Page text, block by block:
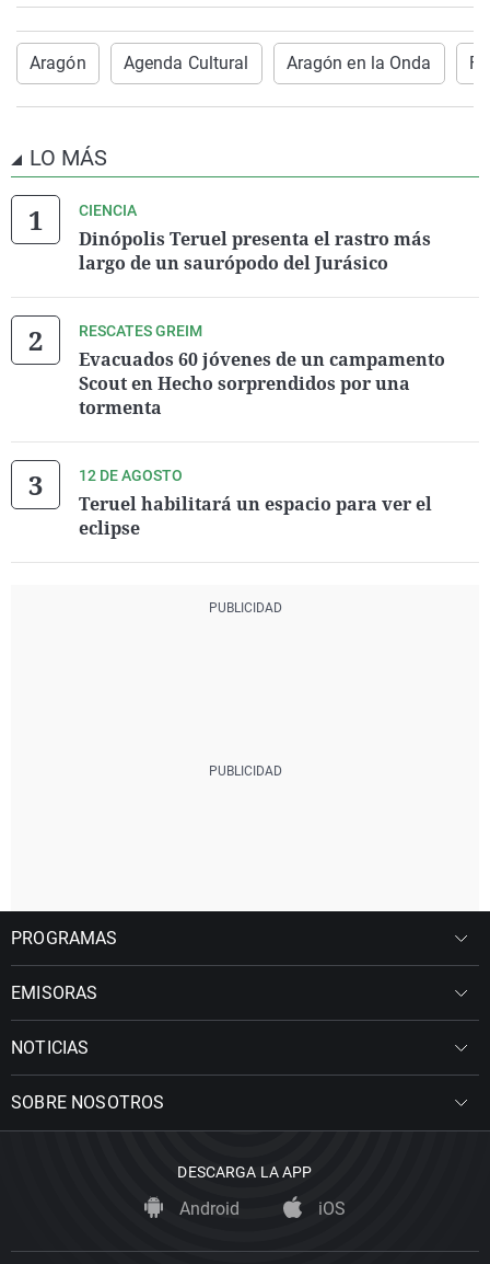
Aragón Agenda Cultural Aragón en la Onda
LO MÁS
CIENCIA
Dinópolis Teruel presenta el rastro más
largo de un saurópodo del Jurásico
RESCATES GREIM
Evacuados 60 jóvenes de un campamento
Scout en Hecho sorprendidos por una
tormenta
12 DE AGOSTO
Teruel habilitará un espacio para ver el
eclipse
PROGRAMAS
EMISORAS
NOTICIAS
SOBRE NOSOTROS
DESCARGA LA APP
Android iOS